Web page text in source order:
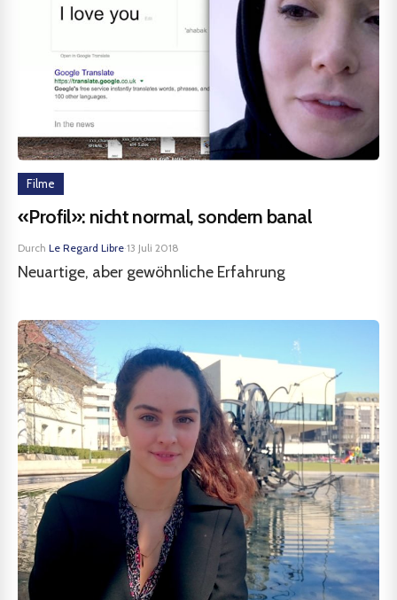
Filme
«Profil»: nicht normal, sondern banal
Durch Le Regard Libre·13 Juli 2018
Neuartige, aber gewöhnliche Erfahrung